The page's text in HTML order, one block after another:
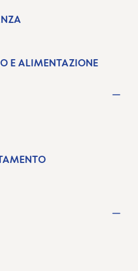
E ALIMENTAZIONE